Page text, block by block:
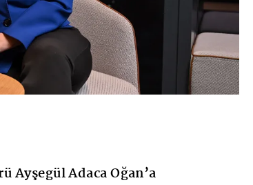
Ayşegül Adaca Oğan’a